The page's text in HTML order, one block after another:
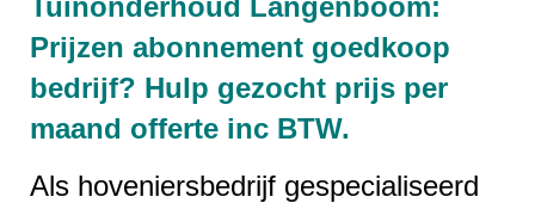
Tuinonderhoud Langenboom:
Prijzen abonnement goedkoop
bedrijf? Hulp gezocht prijs per
maand offerte inc BTW.
Als hoveniersbedrijf gespecialiseerd